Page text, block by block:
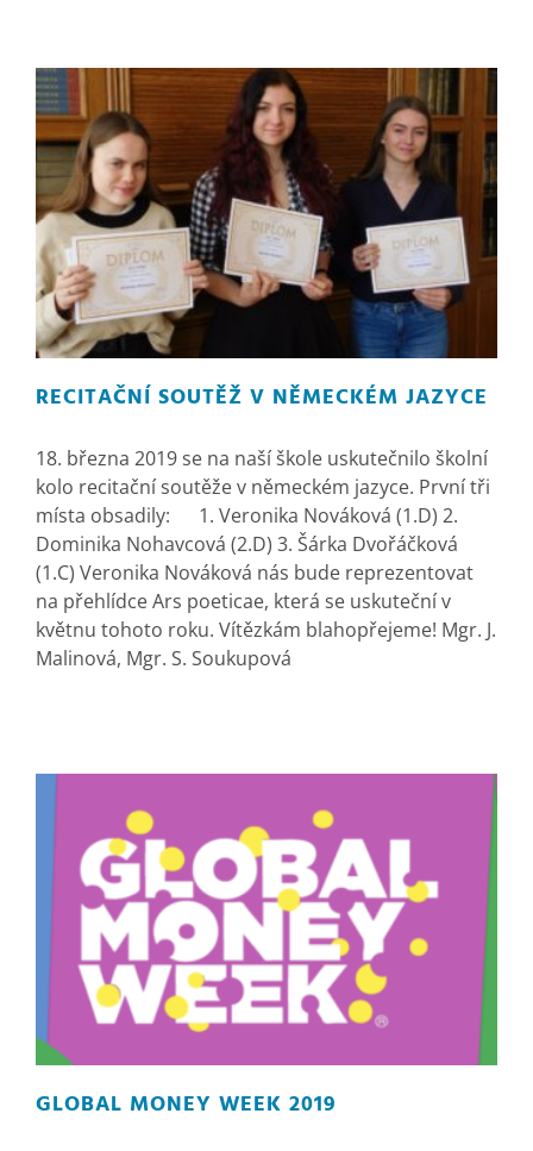
RECITAČNÍ SOUTĚŽ V NĚMECKÉM JAZYCE
18. března 2019 se na naší škole uskutečnilo školní
kolo recitační soutěže v německém jazyce. První tři
místa obsadily: 1. Veronika Nováková (1.D) 2.
Dominika Nohavcová (2.D) 3. Šárka Dvořáčková
(1.C) Veronika Nováková nás bude reprezentovat
na přehlídce Ars poeticae, která se uskuteční v
květnu tohoto roku. Vítězkám blahopřejeme! Mgr. J.
Malinová, Mgr. S. Soukupová
GLOBAL MONEY WEEK 2019